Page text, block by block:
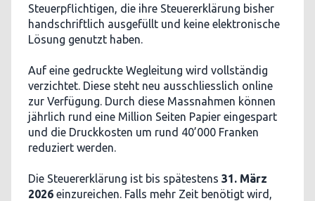
Steuerpflichtigen, die ihre Steuererklärung bisher
handschriftlich ausgefüllt und keine elektronische
Lösung genutzt haben.
Auf eine gedruckte Wegleitung wird vollständig
verzichtet. Diese steht neu ausschliesslich online
zur Verfügung. Durch diese Massnahmen können
jährlich rund eine Million Seiten Papier eingespart
und die Druckkosten um rund 40’000 Franken
reduziert werden.
Die Steuererklärung ist bis spätestens 31. März
2026 einzureichen. Falls mehr Zeit benötigt wird,